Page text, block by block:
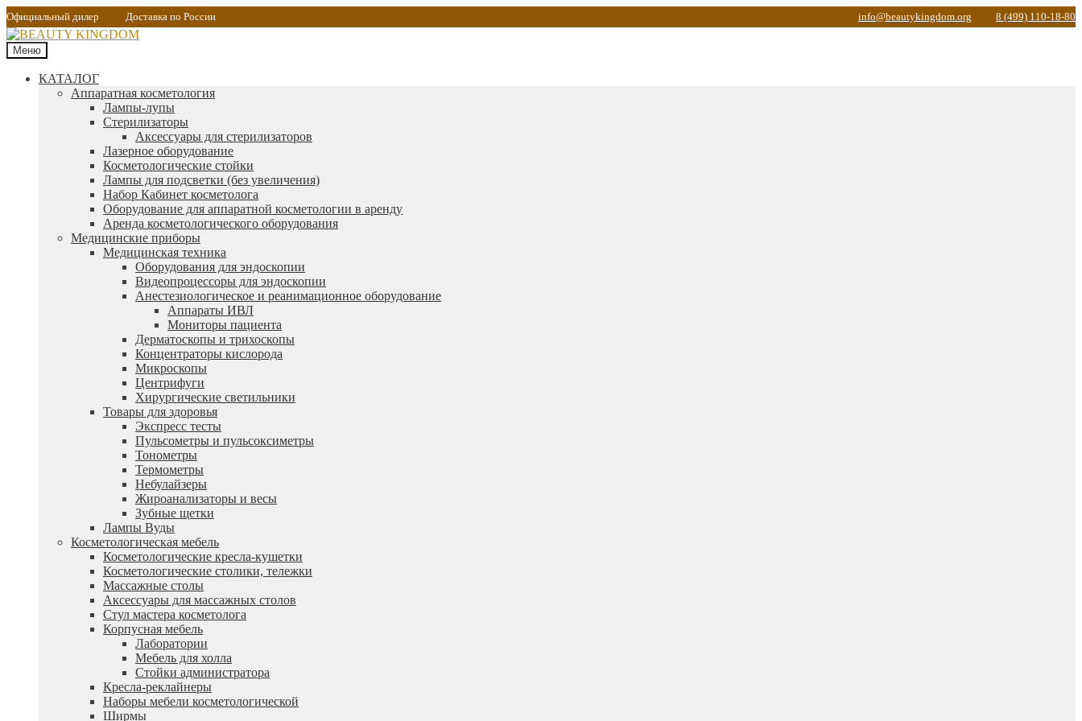
Официальный дилер Доставка по России info@beautykingdom.org 8 (499) 110-18-80
Меню
КАТАЛОГ
Аппаратная косметология
Лампы-лупы
Стерилизаторы
Аксессуары для стерилизаторов
Лазерное оборудование
Косметологические стойки
Лампы для подсветки (без увеличения)
Набор Кабинет косметолога
Оборудование для аппаратной косметологии в аренду
Аренда косметологического оборудования
Медицинские приборы
Медицинская техника
Оборудования для эндоскопии
Видеопроцессоры для эндоскопии
Анестезиологическое и реанимационное оборудование
Аппараты ИВЛ
Мониторы пациента
Дерматоскопы и трихоскопы
Концентраторы кислорода
Микроскопы
Центрифуги
Xирургические светильники
Товары для здоровья
Экспресс тесты
Пульсометры и пульсоксиметры
Тонометры
Термометры
Небулайзеры
Жироанализаторы и весы
Зубные щетки
Лампы Вуды
Косметологическая мебель
Косметологические кресла-кушетки
Косметологические столики, тележки
Массажные столы
Аксессуары для массажных столов
Стул мастера косметолога
Корпусная мебель
Лаборатории
Мебель для холла
Стойки администратора
Кресла-реклайнеры
Наборы мебели косметологической
Ширмы